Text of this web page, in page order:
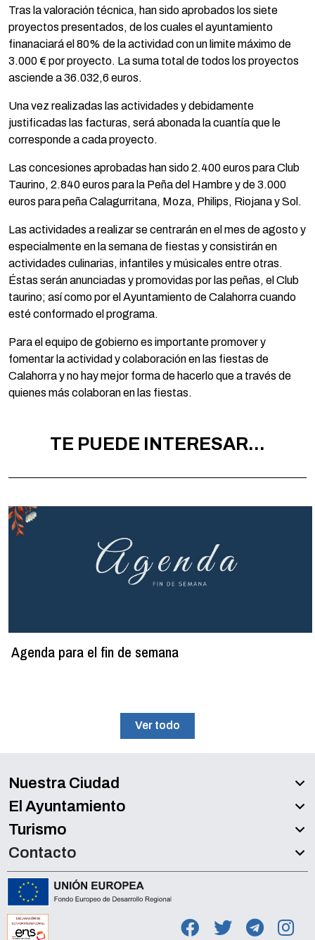
Tras la valoración técnica, han sido aprobados los siete
proyectos presentados, de los cuales el ayuntamiento
finanaciará el 80% de la actividad con un limite máximo de
3.000 € por proyecto. La suma total de todos los proyectos
asciende a 36.032,6 euros.
Una vez realizadas las actividades y debidamente
justificadas las facturas, será abonada la cuantía que le
corresponde a cada proyecto.
Las concesiones aprobadas han sido 2.400 euros para Club
Taurino, 2.840 euros para la Peña del Hambre y de 3.000
euros para peña Calagurritana, Moza, Philips, Riojana y Sol.
Las actividades a realizar se centrarán en el mes de agosto y
especialmente en la semana de fiestas y consistirán en
actividades culinarias, infantiles y músicales entre otras.
Éstas serán anunciadas y promovidas por las peñas, el Club
taurino; así como por el Ayuntamiento de Calahorra cuando
esté conformado el programa.
Para el equipo de gobierno es importante promover y
fomentar la actividad y colaboración en las fiestas de
Calahorra y no hay mejor forma de hacerlo que a través de
quienes más colaboran en las fiestas.
TE PUEDE INTERESAR...
Agenda para el fin de semana
Ver todo
Nuestra Ciudad
El Ayuntamiento
Turismo
Contacto